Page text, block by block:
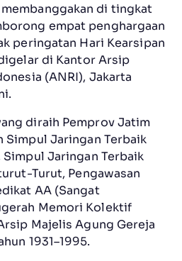
di tingkat
empat penghargaan
peringatan Hari Kearsipan
di Kantor Arsip
(ANRI), Jakarta
diraih Pemprov Jatim
Simpul Jaringan Terbaik
Jaringan Terbaik
Turut, Pengawasan
AA (Sangat
Memori Kolektif
Majelis Agung Gereja
1931–1995.